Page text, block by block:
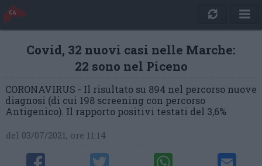
Covid, 32 nuovi casi nelle Marche:
22 sono nel Piceno
CORONAVIRUS - Il risultato su 894 nel percorso nuove
diagnosi (di cui 198 screening con percorso
Antigenico). Il rapporto positivi testati del 3,6%
del 03/07/2021, ore 11:14